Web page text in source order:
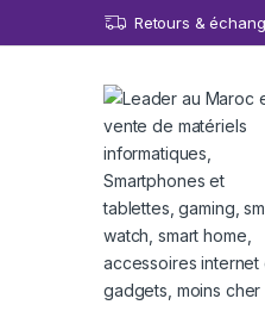
Skip to navigation
Skip to content Retours &